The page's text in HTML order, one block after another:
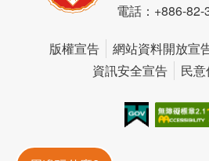
電話：+886-82-
版權宣告 網站資料開放宣
資訊安全宣告
民